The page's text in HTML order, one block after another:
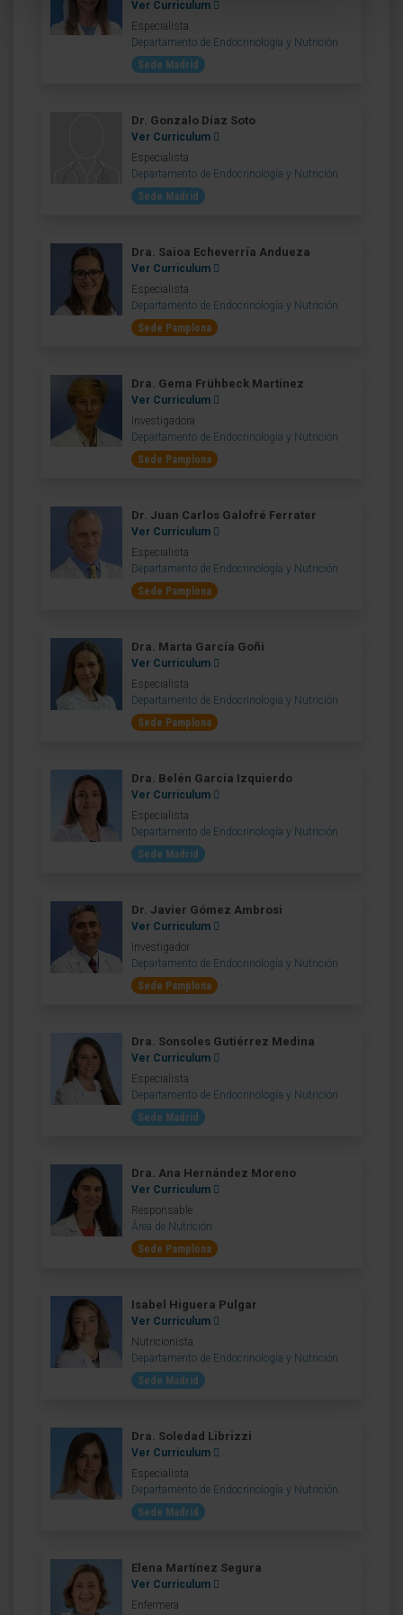
Ver Curriculum
Especialista
Departamento de Endocrinología y Nutrición
Sede Madrid
Dr. Gonzalo Díaz Soto
Ver Curriculum
Especialista
Departamento de Endocrinología y Nutrición
Sede Madrid
Dra. Saioa Echeverría Andueza
Ver Curriculum
Especialista
Departamento de Endocrinología y Nutrición
Sede Pamplona
Dra. Gema Frühbeck Martínez
Ver Curriculum
Investigadora
Departamento de Endocrinología y Nutrición
Sede Pamplona
Dr. Juan Carlos Galofré Ferrater
Ver Curriculum
Especialista
Departamento de Endocrinología y Nutrición
Sede Pamplona
Dra. Marta García Goñi
Ver Curriculum
Especialista
Departamento de Endocrinología y Nutrición
Sede Pamplona
Dra. Belén García Izquierdo
Ver Curriculum
Especialista
Departamento de Endocrinología y Nutrición
Sede Madrid
Dr. Javier Gómez Ambrosi
Ver Curriculum
Investigador
Departamento de Endocrinología y Nutrición
Sede Pamplona
Dra. Sonsoles Gutiérrez Medina
Ver Curriculum
Especialista
Departamento de Endocrinología y Nutrición
Sede Madrid
Dra. Ana Hernández Moreno
Ver Curriculum
Responsable
Área de Nutrición
Sede Pamplona
Isabel Higuera Pulgar
Ver Curriculum
Nutricionista
Departamento de Endocrinología y Nutrición
Sede Madrid
Dra. Soledad Librizzi
Ver Curriculum
Especialista
Departamento de Endocrinología y Nutrición
Sede Madrid
Elena Martínez Segura
Ver Curriculum
Enfermera